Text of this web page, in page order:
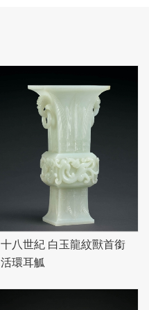
十八世紀 白玉龍紋獸首銜
活環耳觚